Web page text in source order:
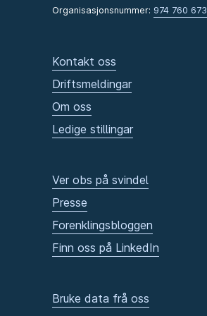
Organisasjonsnummer: 974 760 673
Kontakt oss
Driftsmeldingar
Om oss
Ledige stillingar
Ver obs på svindel
Presse
Forenklingsbloggen
Finn oss på LinkedIn
Bruke data frå oss